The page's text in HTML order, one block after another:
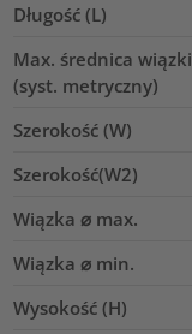
Długość (L)
Max. średnica wiązki
(syst. metryczny)
Szerokość (W)
Szerokość(W2)
Wiązka ⌀ max.
Wiązka ⌀ min.
Wysokość (H)